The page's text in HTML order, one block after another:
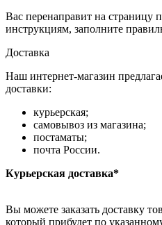
Вас перенаправит на страницу
инструкциям, заполните
Доставка
Наш интернет-магазин
доставки:
курьерская;
самовывоз из магазина;
постаматы;
почта России.
Курьерская доставка*
Вы можете заказать доставку
который прибудет по